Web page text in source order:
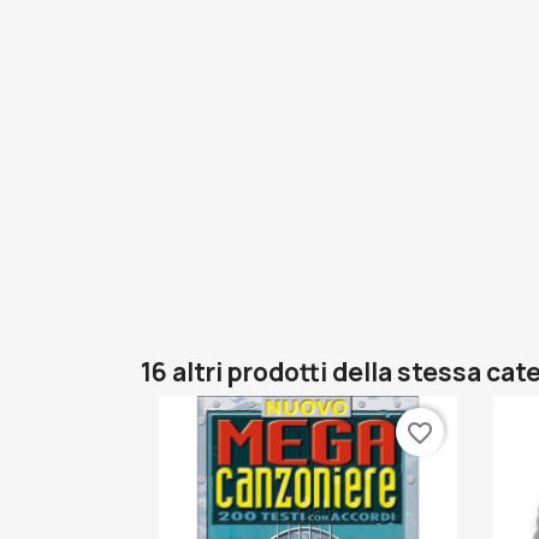
16 altri prodotti della stessa
favorite_border